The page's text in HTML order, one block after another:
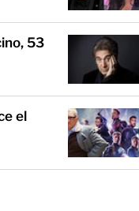
53
el